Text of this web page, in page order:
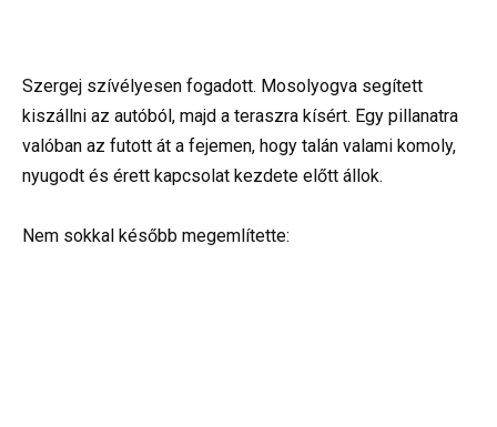
Szergej szívélyesen fogadott. Mosolyogva segített
kiszállni az autóból, majd a teraszra kísért. Egy pillanatra
valóban az futott át a fejemen, hogy talán valami komoly,
nyugodt és érett kapcsolat kezdete előtt állok.
Nem sokkal később megemlítette: